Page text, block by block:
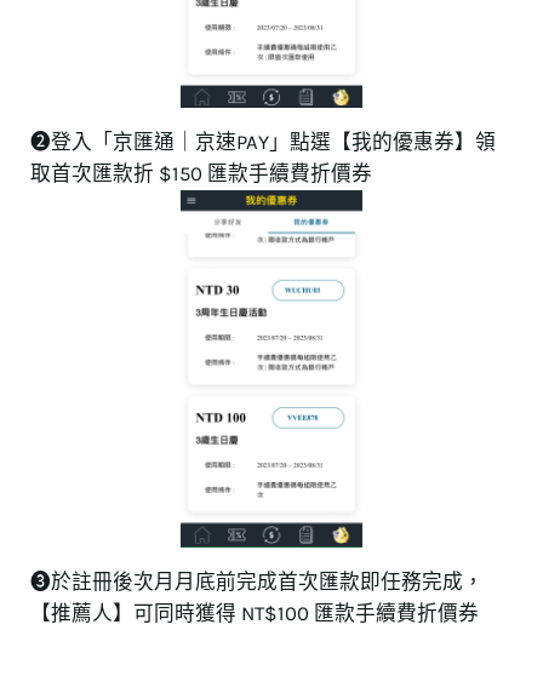
➋登入「京匯通｜京速PAY」點選【我的優惠券】領
取首次匯款折 $150 匯款手續費折價券
❸於註冊後次月月底前完成首次匯款即任務完成，
【推薦人】可同時獲得 NT$100 匯款手續費折價券